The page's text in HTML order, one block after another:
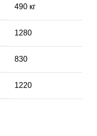
490 кг
1280
830
1220